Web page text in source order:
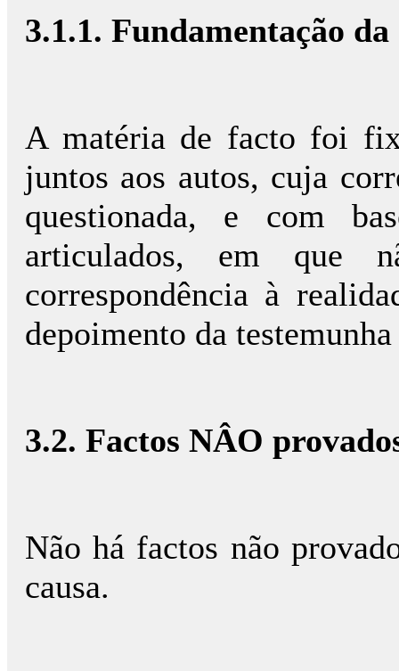
3.1.1. Fundamentação
A matéria de facto foi
juntos aos autos, cuja
questionada, e com
articulados, em que
correspondência à
depoimento da
3.2. Factos NÂO
Não há factos não
causa.